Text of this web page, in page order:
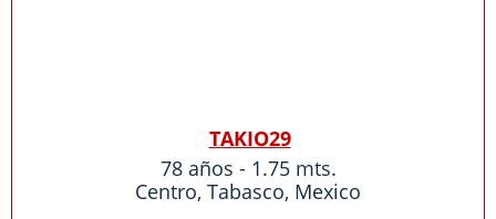
TAKIO29
78 años - 1.75 mts.
Centro, Tabasco, Mexico